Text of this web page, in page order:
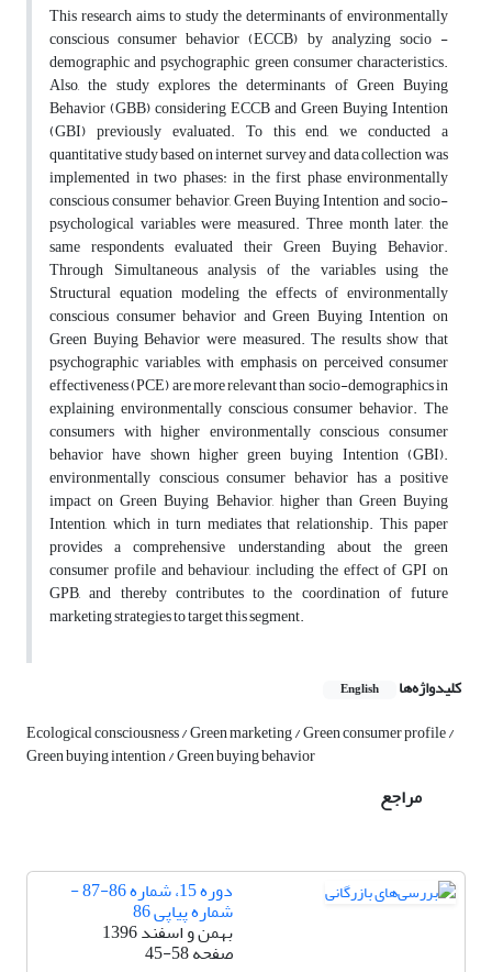
This research aims to study the determinants of environmentally
conscious consumer behavior (ECCB) by analyzing socio -
demographic and psychographic green consumer characteristics.
Also, the study explores the determinants of Green Buying
Behavior (GBB) considering ECCB and Green Buying Intention
(GBI) previously evaluated. To this end, we conducted a
quantitative study based on internet survey and data collection was
implemented in two phases: in the first phase environmentally
conscious consumer behavior, Green Buying Intention and socio-
psychological variables were measured. Three month later, the
same respondents evaluated their Green Buying Behavior.
Through Simultaneous analysis of the variables using the
Structural equation modeling the effects of environmentally
conscious consumer behavior and Green Buying Intention on
Green Buying Behavior were measured. The results show that
psychographic variables, with emphasis on perceived consumer
effectiveness (PCE) are more relevant than socio-demographics in
explaining environmentally conscious consumer behavior. The
consumers with higher environmentally conscious consumer
behavior have shown higher green buying Intention (GBI).
environmentally conscious consumer behavior has a positive
impact on Green Buying Behavior, higher than Green Buying
Intention, which in turn mediates that relationship. This paper
provides a comprehensive understanding about the green
consumer profile and behaviour, including the effect of GPI on
GPB, and thereby contributes to the coordination of future
marketing strategies to target this segment.
کلیدواژه‌ها English
Ecological consciousness / Green marketing / Green consumer profile /
Green buying intention / Green buying behavior
مراجع
دوره 15، شماره 86-87 -
شماره پیاپی 86
بهمن و اسفند 1396
صفحه45-58